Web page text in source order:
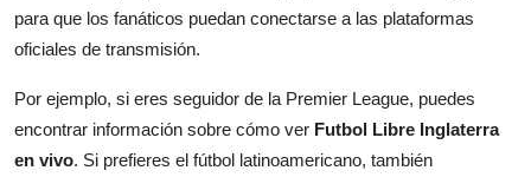
para que los fanáticos puedan conectarse a las plataformas
oficiales de transmisión.
Por ejemplo, si eres seguidor de la Premier League, puedes
encontrar información sobre cómo ver Futbol Libre Inglaterra
en vivo. Si prefieres el fútbol latinoamericano, también